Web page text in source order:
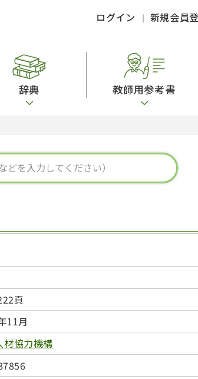
ログイン 新規会員
文法
作文
日本留学試験対策
図表
辞典
中国語辞典
ロシア語辞典
比較文化辞典
教師用参考書
文章・談話・表現
言語学
アカデミック・スキル
頁
11月
材協力機構